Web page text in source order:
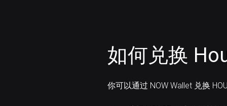
如何兑换
你可以通过 NOW Wallet 兑换